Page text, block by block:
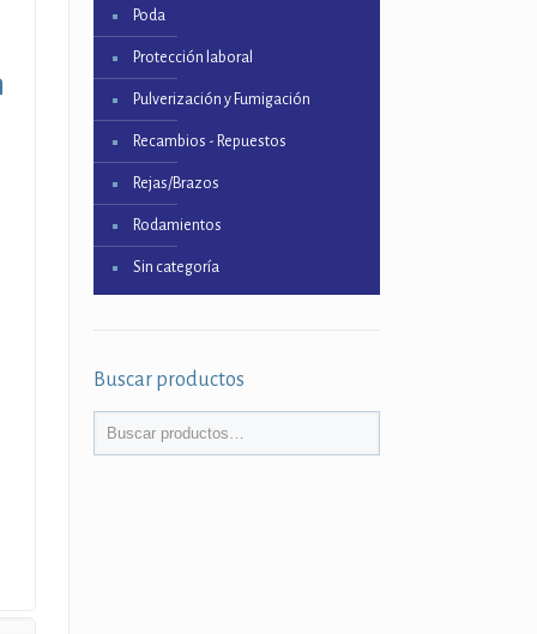
Poda
Protección laboral
Pulverización y Fumigación
Recambios - Repuestos
Rejas/Brazos
Rodamientos
Sin categoría
Buscar productos